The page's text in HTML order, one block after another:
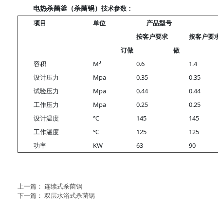
电热杀菌釜（杀菌锅） 技术参数：
项目 单位
产品型号
按客户要求
订做
按客户要
做
容积
M³ 0.6
1.4
设计压力
Mpa 0.35
0.35
试验压力
Mpa 0.44
0.44
工作压力
Mpa 0.25
0.25
设计温度
℃ 145
145
工作温度
℃ 125
125
功率
KW 63 90
上一篇： 连续式杀菌锅
下一篇： 双层水浴式杀菌锅